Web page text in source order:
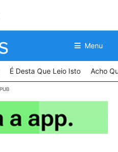
Menu
É Desta Que Leio Isto Acho